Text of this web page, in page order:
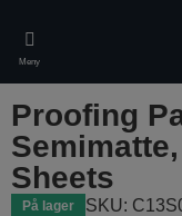
main
content
Meny
Proofing
Sheets
På lager SKU: